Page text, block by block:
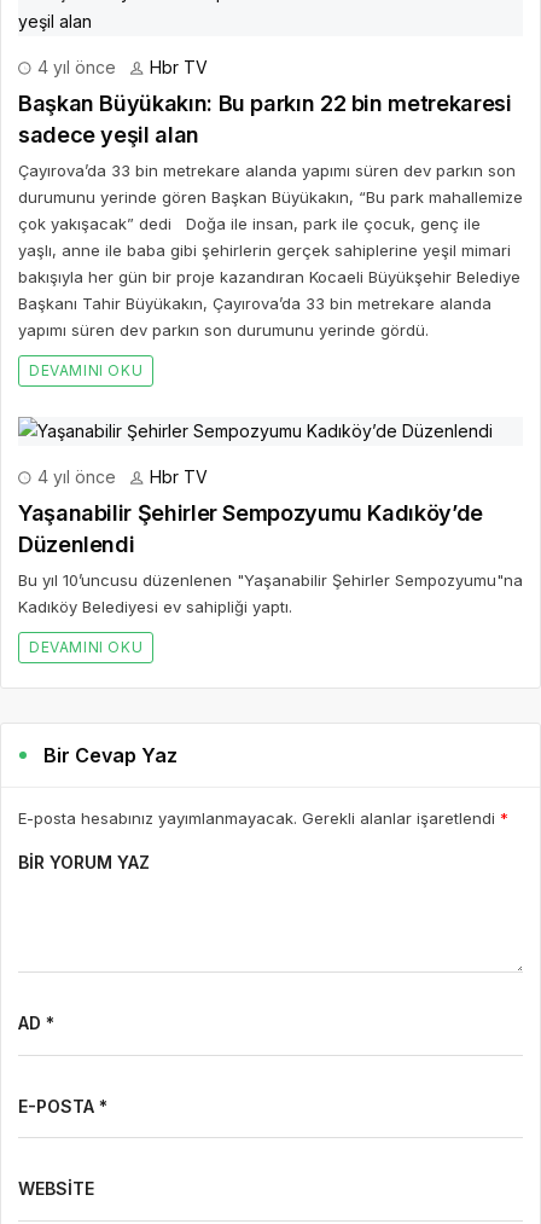
4 yıl önce Hbr TV
Başkan Büyükakın: Bu parkın 22 bin metrekaresi
sadece yeşil alan
Çayırova’da 33 bin metrekare alanda yapımı süren dev parkın son
durumunu yerinde gören Başkan Büyükakın, “Bu park mahallemize
çok yakışacak” dedi Doğa ile insan, park ile çocuk, genç ile
yaşlı, anne ile baba gibi şehirlerin gerçek sahiplerine yeşil mimari
bakışıyla her gün bir proje kazandıran Kocaeli Büyükşehir Belediye
Başkanı Tahir Büyükakın, Çayırova’da 33 bin metrekare alanda
yapımı süren dev parkın son durumunu yerinde gördü.
DEVAMINI OKU
4 yıl önce Hbr TV
Yaşanabilir Şehirler Sempozyumu Kadıköy’de
Düzenlendi
Bu yıl 10’uncusu düzenlenen "Yaşanabilir Şehirler Sempozyumu"na
Kadıköy Belediyesi ev sahipliği yaptı.
DEVAMINI OKU
Bir Cevap Yaz
E-posta hesabınız yayımlanmayacak. Gerekli alanlar işaretlendi *
BIR YORUM YAZ
AD *
E-POSTA *
WEBSITE